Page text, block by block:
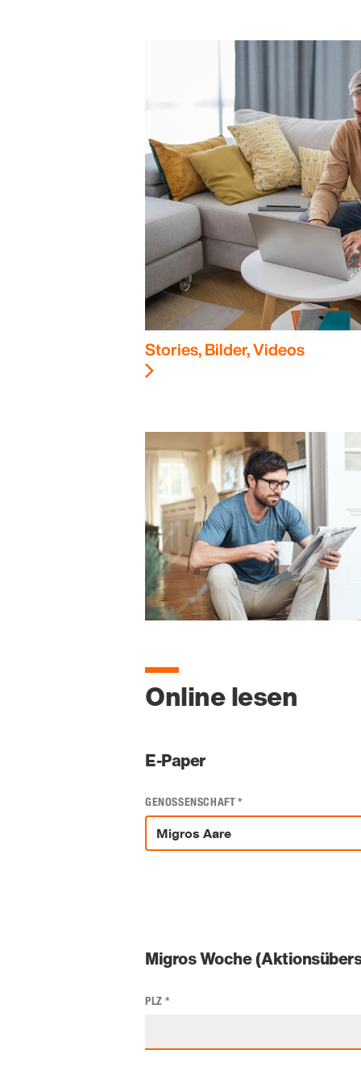
Stories, Bilder, Videos
Online lesen
E-Paper
GENOSSENSCHAFT*
Migros Woche
PLZ *